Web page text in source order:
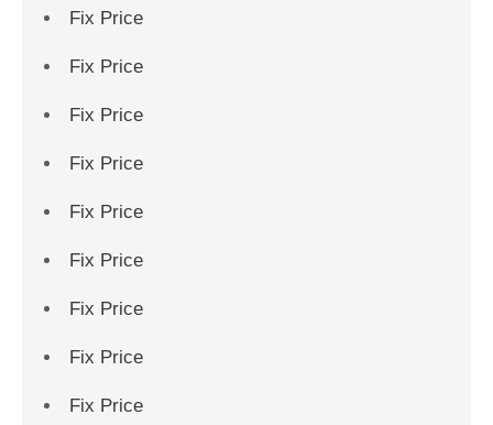
Fix Price
Fix Price
Fix Price
Fix Price
Fix Price
Fix Price
Fix Price
Fix Price
Fix Price